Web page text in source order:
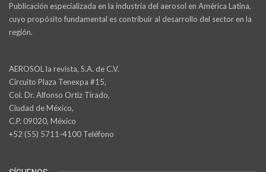
Publicación especializada en la industria del aerosol en América Latina,
cuyo propósito fundamental es contribuir al desarrollo del sector en la
región.
AEROSOL la revista, S.A. de C.V.
Circuito Plaza Tenexpa #15,
Col. Dr. Alfonso Ortiz Tirado,
Ciudad de México,
C.P. 09020, México
+52 (55) 5711-4100 Teléfono